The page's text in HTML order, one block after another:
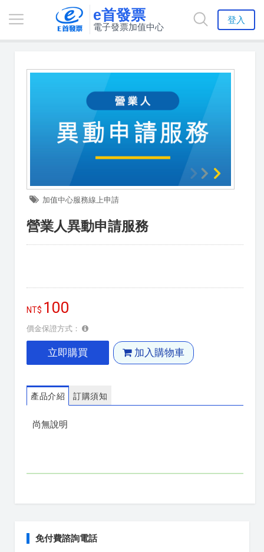
e首發票
電子發票加值中心
登入
加值中心服務線上申請
營業人異動申請服務
100
價金保證方式：
立即購買 加入購物車
產品介紹 訂購須知
尚無說明
免付費諮詢電話